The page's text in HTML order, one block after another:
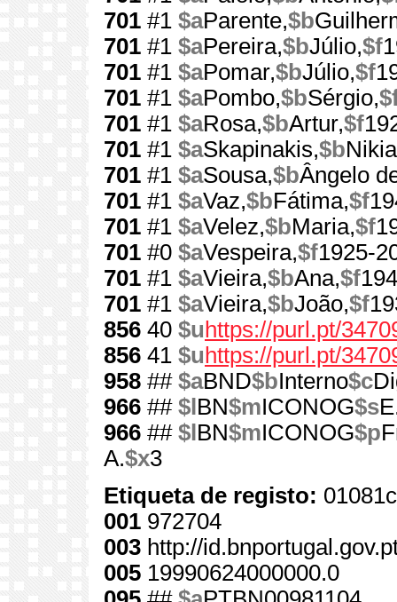
701 #1 $aParente,$b
701 #1 $aPereira,$bJúlio,$f
701 #1 $aPomar,$bJúlio,$f
701 #1 $aPombo,$bSérgio,
701 #1 $aRosa,$bArtur,$f
701 #1 $aSkapinakis,$b
701 #1 $aSousa,$bÂngelo
701 #1 $aVaz,$bFátima,$f
701 #1 $aVelez,$bMaria,$f
701 #0 $aVespeira,$f1925-
701 #1 $aVieira,$bAna,$f
701 #1 $aVieira,$bJoão,$f
856 40 $u https://purl.pt/
856 41 $u https://purl.pt/
958 ## $aBND$bInterno$c
966 ## $l BN$mICONOG$s
966 ## $l BN$mICONOG$p
A.$x3
Etiqueta de registo:
001 972704
003 http://
005 19990624000000.0